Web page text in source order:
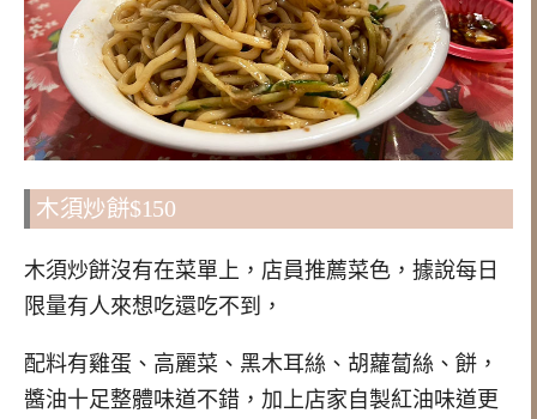
木須炒餅$150
木須炒餅沒有在菜單上，店員推薦菜色，據說每日
限量有人來想吃還吃不到，
配料有雞蛋、高麗菜、黑木耳絲、胡蘿蔔絲、餅，
醬油十足整體味道不錯，加上店家自製紅油味道更